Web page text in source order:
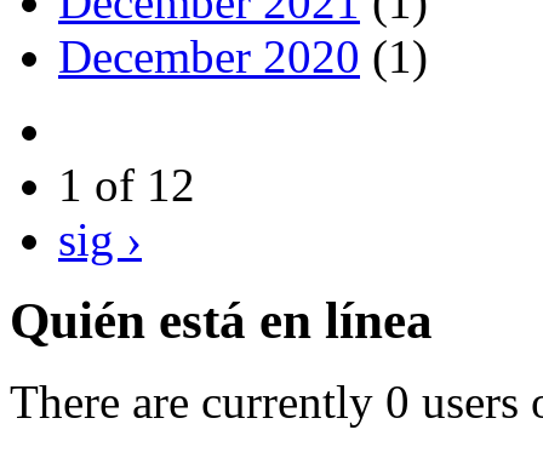
December 2020 (1)
1 of 12
sig ›
Quién está en línea
There are currently 0 users